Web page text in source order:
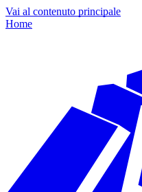
Vai al contenuto principale
Home